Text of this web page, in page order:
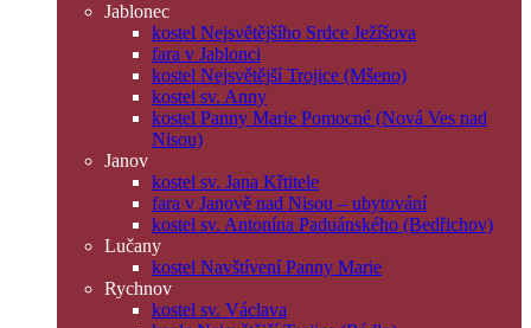
Jablonec
kostel Nejsvětějšího Srdce Ježíšova
fara v Jablonci
kostel Nejsvětější Trojice (Mšeno)
kostel sv. Anny
kostel Panny Marie Pomocné (Nová Ves nad
Nisou)
Janov
kostel sv. Jana Křtitele
fara v Janově nad Nisou – ubytování
kostel sv. Antonína Paduánského (Bedřichov)
Lučany
kostel Navštívení Panny Marie
Rychnov
kostel sv. Václava